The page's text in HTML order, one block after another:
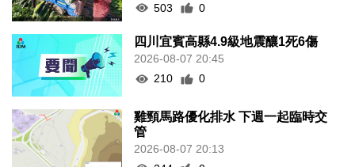
503
0
四川宜賓高縣4.9級地震釀1死6傷
2026-08-07 20:45
210
0
雞頸馬路優化排水 下週一起臨時交
管
2026-08-07 20:13